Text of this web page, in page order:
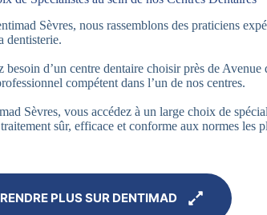
Sèvres, nous rassemblons des praticiens
dentisterie.
besoin d’un centre dentaire choisir près de Avenue
compétent dans l’un de nos centres.
Sèvres, vous accédez à un large choix de
sûr, efficace et conforme aux normes les
PLUS SUR DENTIMAD